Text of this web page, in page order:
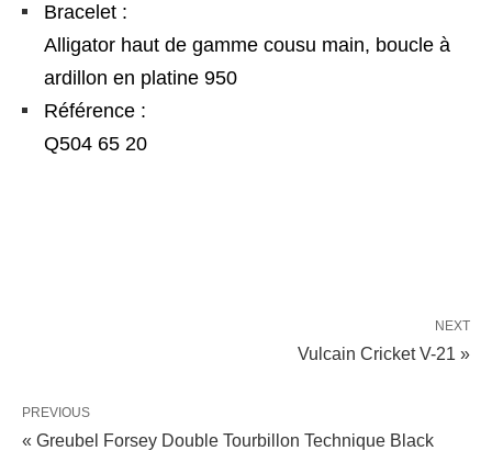
Bracelet :
Alligator haut de gamme cousu main, boucle à
ardillon en platine 950
Référence :
Q504 65 20
NEXT
Vulcain Cricket V-21 »
PREVIOUS
« Greubel Forsey Double Tourbillon Technique Black